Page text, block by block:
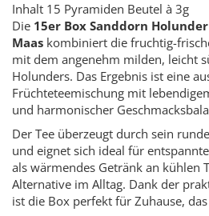
Inhalt 15 Pyramiden Beutel à 3g
Die 15er Box Sanddorn
Maas kombiniert die fruchtig-
mit dem angenehm milden, leicht
Holunders. Das Ergebnis ist eine
Früchteteemischung mit
und harmonischer
Der Tee überzeugt durch sein
und eignet sich ideal für
als wärmendes Getränk an kühlen
Alternative im Alltag. Dank der
ist die Box perfekt für Zuhause,